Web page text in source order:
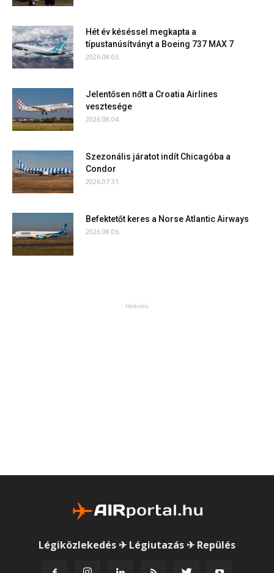
Hét év késéssel megkapta a
típustanúsítványt a Boeing 737 MAX 7
2026.08.03.
Jelentősen nőtt a Croatia Airlines
vesztesége
2026.08.04.
Szezonális járatot indít Chicagóba a
Condor
2026.07.31.
Befektetőt keres a Norse Atlantic Airways
2026.08.06.
Hirdetés
Légiközlekedés ✈ Légiutazás ✈ Repülés